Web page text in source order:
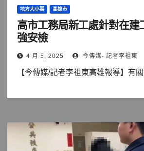
地方大小事 高雄市
高市工務局新工處針對在建
強安檢
4 月 5, 2025 今傳媒- 記者李祖東
【今傳媒/記者李祖東高雄報導】有